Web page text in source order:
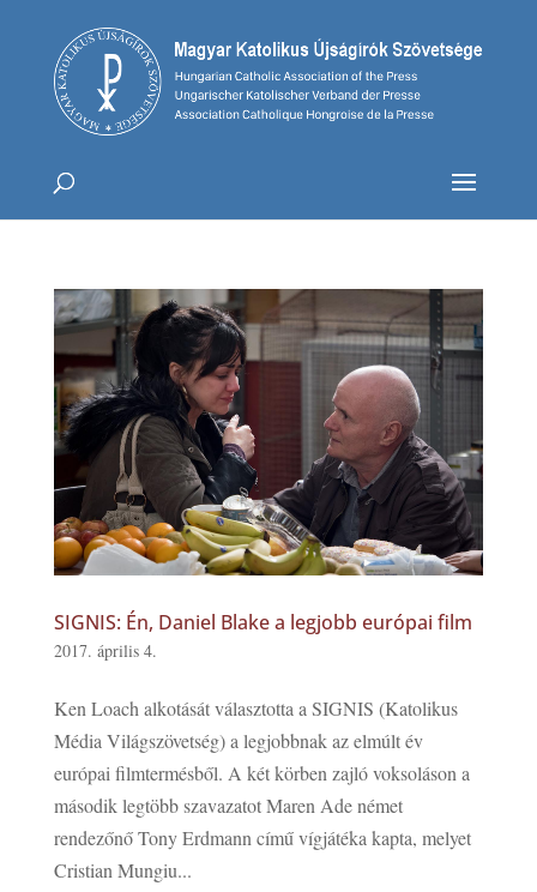
SIGNIS: Én, Daniel Blake a legjobb európai film
2017. április 4.
Ken Loach alkotását választotta a SIGNIS (Katolikus
Média Világszövetség) a legjobbnak az elmúlt év
európai filmtermésből. A két körben zajló voksoláson a
második legtöbb szavazatot Maren Ade német
rendezőnő Tony Erdmann című vígjátéka kapta, melyet
Cristian Mungiu...